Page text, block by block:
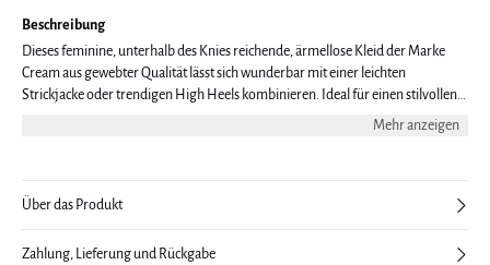
Beschreibung
Dieses feminine, unterhalb des Knies reichende, ärmellose Kleid der Marke
Cream aus gewebter Qualität lässt sich wunderbar mit einer leichten
Strickjacke oder trendigen High Heels kombinieren. Ideal für einen stilvollen
Auftritt. Das Modell ist 177 cm groß und trägt eine Größe 38/M.
Mehr anzeigen
Über das Produkt
Zahlung, Lieferung und Rückgabe